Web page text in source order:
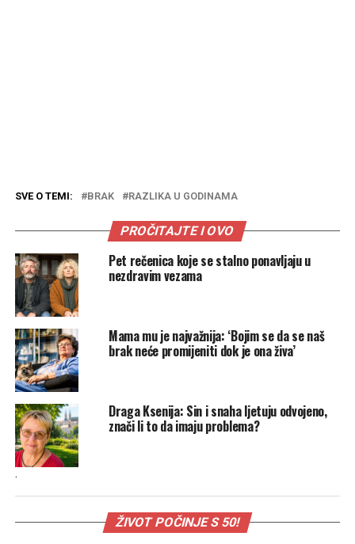
SVE O TEMI: BRAK RAZLIKA U GODINAMA
PROČITAJTE I OVO
Pet rečenica koje se stalno ponavljaju u
nezdravim vezama
Mama mu je najvažnija: ‘Bojim se da se naš
brak neće promijeniti dok je ona živa’
Draga Ksenija: Sin i snaha ljetuju odvojeno,
znači li to da imaju problema?
.
ŽIVOT POČINJE S 50!